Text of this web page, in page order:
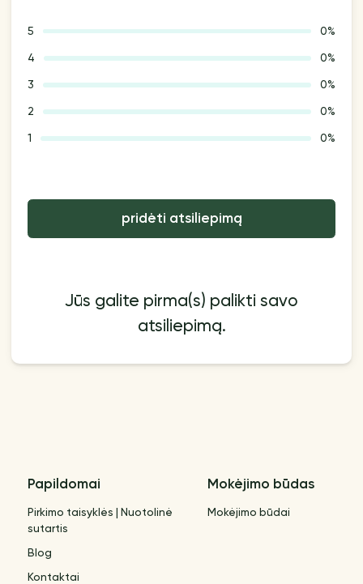
5 0%
4 0%
3 0%
2 0%
1 0%
pridėti atsiliepimą
Jūs galite pirma(s) palikti savo
atsiliepimą.
Papildomai
Pirkimo taisyklės | Nuotolinė
sutartis
Blog
Kontaktai
Mokėjimo būdas
Mokėjimo būdai